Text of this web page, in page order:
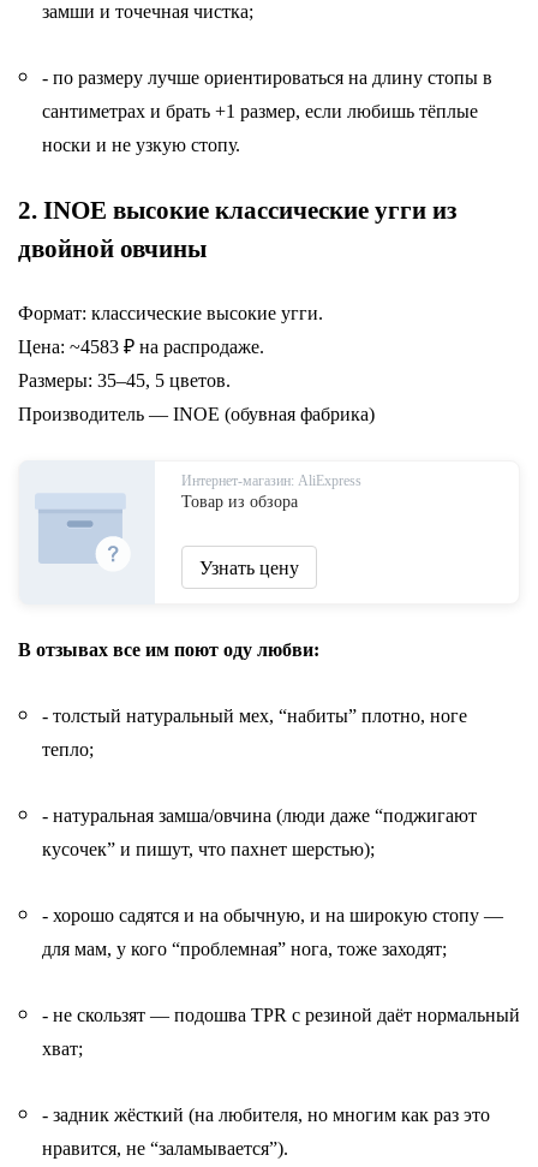
замши и точечная чистка;
- по размеру лучше ориентироваться на длину стопы в
сантиметрах и брать +1 размер, если любишь тёплые
носки и не узкую стопу.
2. INOE высокие классические угги из
двойной овчины
Формат: классические высокие угги.
Цена: ~4583 ₽ на распродаже.
Размеры: 35–45, 5 цветов.
Производитель — INOE (обувная фабрика)
Интернет-магазин: AliExpress
Товар из обзора
Узнать цену
В отзывах все им поют оду любви:
- толстый натуральный мех, “набиты” плотно, ноге
тепло;
- натуральная замша/овчина (люди даже “поджигают
кусочек” и пишут, что пахнет шерстью);
- хорошо садятся и на обычную, и на широкую стопу —
для мам, у кого “проблемная” нога, тоже заходят;
- не скользят — подошва TPR с резиной даёт нормальный
хват;
- задник жёсткий (на любителя, но многим как раз это
нравится, не “заламывается”).